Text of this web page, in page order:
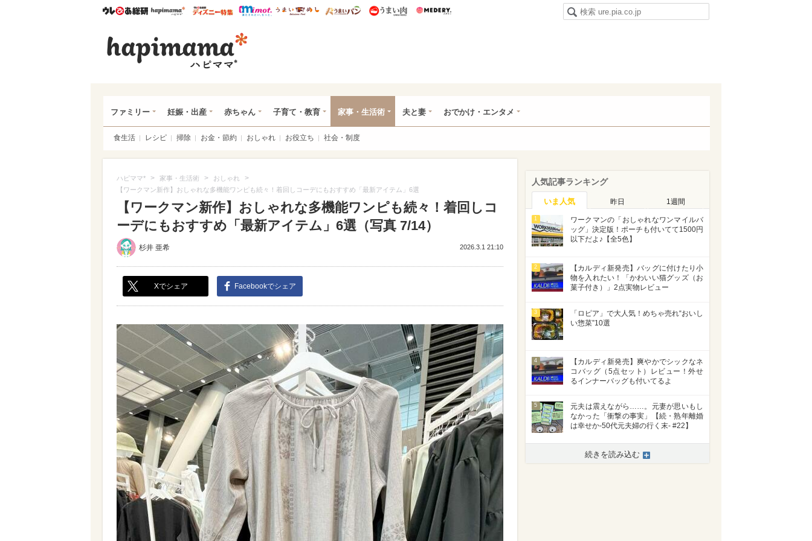
ウレぴあ総研ハピママ* ウレぴあ総研 ディズニー特集
mimot. うまいめし うまいパン うまい肉
ファミリー 妊娠・出産 赤ちゃん 子育て・教育 家事・生活術 夫と妻 おでかけ・エンタメ
食生活 レシピ 掃除 お金・節約 おしゃれ お役立ち 社会・制度
ハピママ* > 家事・生活術 > おしゃれ >
【ワークマン新作】おしゃれな多機能ワンピも続々！着回しコーデにもおすすめ「最新アイテム」6選
【ワークマン新作】おしゃれな多機能ワンピも続々！着回しコ
ーデにもおすすめ「最新アイテム」6選（写真 7/14）
杉井 亜希 2026.3.1 21:10
Xでシェア Facebookでシェア
人気記事ランキング
いま人気 昨日 1週間
1
ワークマンの「おしゃれなワンマイルバ
ッグ」決定版！ポーチも付いてて1500円
以下だよ♪【全5色】
2
【カルディ新発売】バッグに付けたり小
物を入れたい！「かわいい猫グッズ（お
菓子付き）」2点実物レビュー
3
「ロピア」で大人気！めちゃ売れ“おいし
い惣菜”10選
4
【カルディ新発売】爽やかでシックなネ
コバッグ（5点セット）レビュー！外せ
るインナーバッグも付いてるよ
5
元夫は震えながら……。元妻が思いもし
なかった「衝撃の事実」【続・熟年離婚
は幸せか-50代元夫婦の行く末- #22】
続きを読み込む